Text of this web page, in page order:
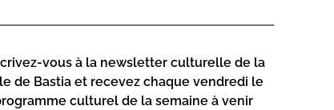
sur 5 et peuvent toucher
pouvons plus, détourner les yeux.
prise en charge de la santé mentale
vous à la newsletter culturelle de la
de Bastia et recevez chaque vendredi le
culturel de la semaine à venir